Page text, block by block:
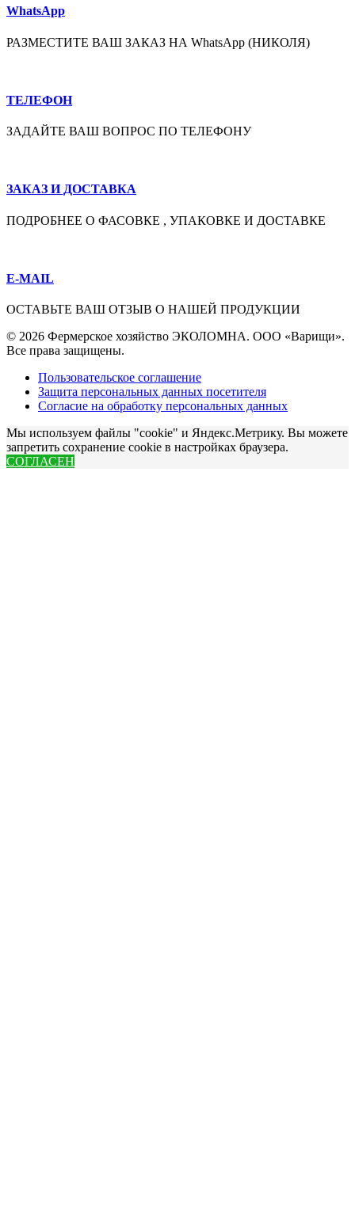
WhatsApp
РАЗМЕСТИТЕ ВАШ ЗАКАЗ НА WhatsApp (НИКОЛЯ)
ТЕЛЕФОН
ЗАДАЙТЕ ВАШ ВОПРОС ПО ТЕЛЕФОНУ
ЗАКАЗ И ДОСТАВКА
ПОДРОБНЕЕ О ФАСОВКЕ , УПАКОВКЕ И ДОСТАВКЕ
E-MAIL
ОСТАВЬТЕ ВАШ ОТЗЫВ О НАШЕЙ ПРОДУКЦИИ
© 2026 Фермерское хозяйство ЭКОЛОМНА. ООО «Варищи».
Все права защищены.
Пользовательское соглашение
Защита персональных данных посетителя
Согласие на обработку персональных данных
Мы используем файлы "cookie" и Яндекс.Метрику. Вы можете
запретить сохранение cookie в настройках браузера.
СОГЛАСЕН